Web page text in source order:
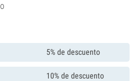
5% de descuento
10% de descuento